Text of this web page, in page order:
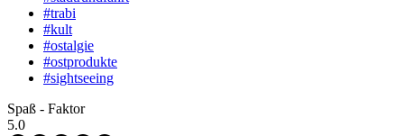
#trabi
#kult
#ostalgie
#ostprodukte
#sightseeing
Spaß - Faktor
5.0